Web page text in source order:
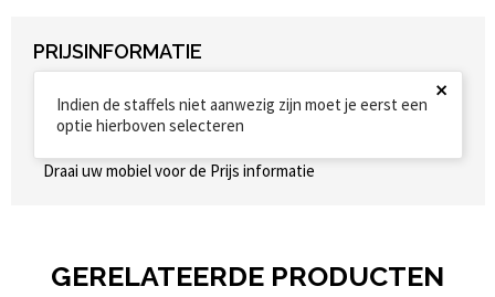
PRIJSINFORMATIE
Indien de staffels niet aanwezig zijn moet je eerst een
optie hierboven selecteren
×
Draai uw mobiel voor de Prijs informatie
GERELATEERDE PRODUCTEN